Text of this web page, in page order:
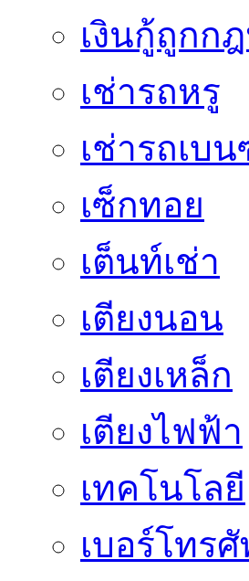
เงินกู้ถูกก
เช่ารถหรู
เช่ารถเบน
เซ็กทอย
เต็นท์เช่า
เตียงนอน
เตียงเหล็ก
เตียงไฟฟ้า
เทคโนโลยี
เบอร์โทร